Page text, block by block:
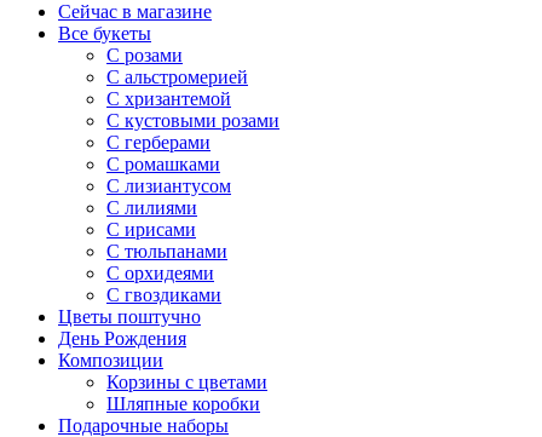
Сейчас в магазине
Все букеты
C розами
С альстромерией
С хризантемой
С кустовыми розами
С герберами
С ромашками
С лизиантусом
С лилиями
С ирисами
С тюльпанами
С орхидеями
С гвоздиками
Цветы поштучно
День Рождения
Композиции
Корзины с цветами
Шляпные коробки
Подарочные наборы